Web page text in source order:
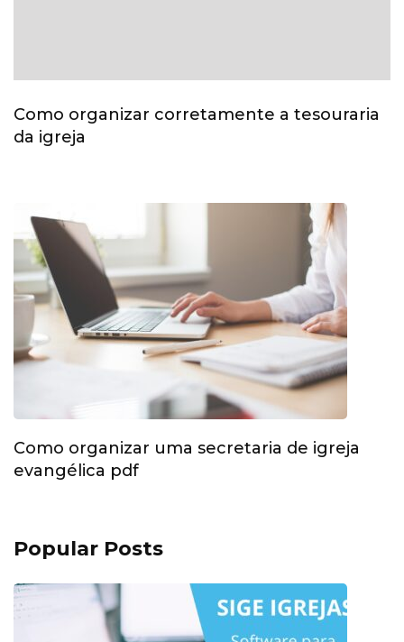
Como organizar corretamente a tesouraria
da igreja
Como organizar uma secretaria de igreja
evangélica pdf
Popular Posts